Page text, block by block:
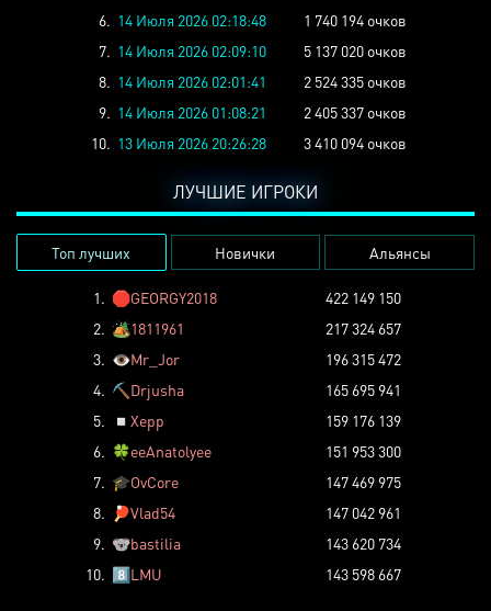
6. 14 Июля 2026 02:18:48
1 740 194 очков
7. 14 Июля 2026 02:09:10
5 137 020 очков
8. 14 Июля 2026 02:01:41
2 524 335 очков
9. 14 Июля 2026 01:08:21
2 405 337 очков
10. 13 Июля 2026 20:26:28 3 410 094 очков
ЛУЧШИЕ ИГРОКИ
Топ лучших Новички Альянсы
1. 🛑GEORGY2018
422 149 150
2. 🏕️1811961
217 324 657
3. 👁️Mr_Jor
196 315 472
4. ⛏️ Drjusha
165 695 941
5.
◽ Xepp
159 176 139
6. 🍀eeAnatolyee
151 953 300
7. 🎓OvCore
147 469 975
8.
🏓Vlad54
147 042 961
9. 🐨bastilia
143 620 734
10. 8️⃣LMU 143 598 667